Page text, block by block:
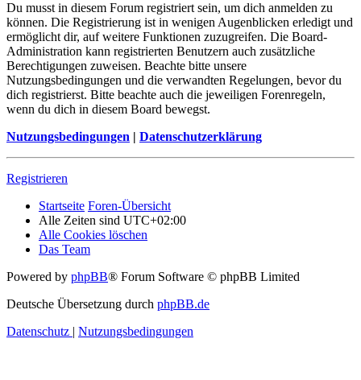
Du musst in diesem Forum registriert sein, um dich anmelden zu
können. Die Registrierung ist in wenigen Augenblicken erledigt und
ermöglicht dir, auf weitere Funktionen zuzugreifen. Die Board-
Administration kann registrierten Benutzern auch zusätzliche
Berechtigungen zuweisen. Beachte bitte unsere
Nutzungsbedingungen und die verwandten Regelungen, bevor du
dich registrierst. Bitte beachte auch die jeweiligen Forenregeln,
wenn du dich in diesem Board bewegst.
Nutzungsbedingungen | Datenschutzerklärung
Registrieren
Startseite Foren-Übersicht
Alle Zeiten sind UTC+02:00
Alle Cookies löschen
Das Team
Powered by phpBB® Forum Software © phpBB Limited
Deutsche Übersetzung durch phpBB.de
Datenschutz | Nutzungsbedingungen